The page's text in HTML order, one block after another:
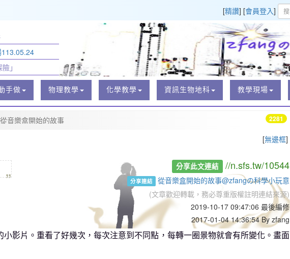
[精讚] [會員登入]
」
手做 物理教學 化學教學 資訊生物地科 教學現場
[無邊框]
從音樂盒開始的故事 2281
„ 分享此文連結 //n.sfs.tw/10544
分享連結
從音樂盒開始的故事@zfangの科學小玩意
(文章歡迎轉載，務必尊重版權註明連結來源)
2019-10-17 09:47:06 最後編修
2017-01-04 14:36:54 By zfang
影片。重看了好幾次，每次注意到不同點，每轉一圈景物就會有所變化。畫面